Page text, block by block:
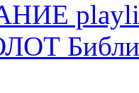
Библия